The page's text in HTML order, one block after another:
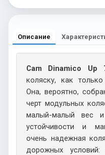
Описание
Cam Dinamico Up
коляску, как
Она, вероятно,
черт модульных
малый-малый вес и
устойчивости и
очень надежная
дорожных